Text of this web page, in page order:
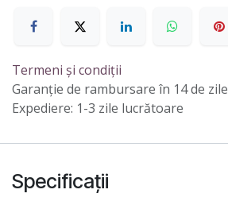
Termeni și condiții
Garanție de rambursare în 14 de zile
Expediere: 1-3 zile lucrătoare
Specificații